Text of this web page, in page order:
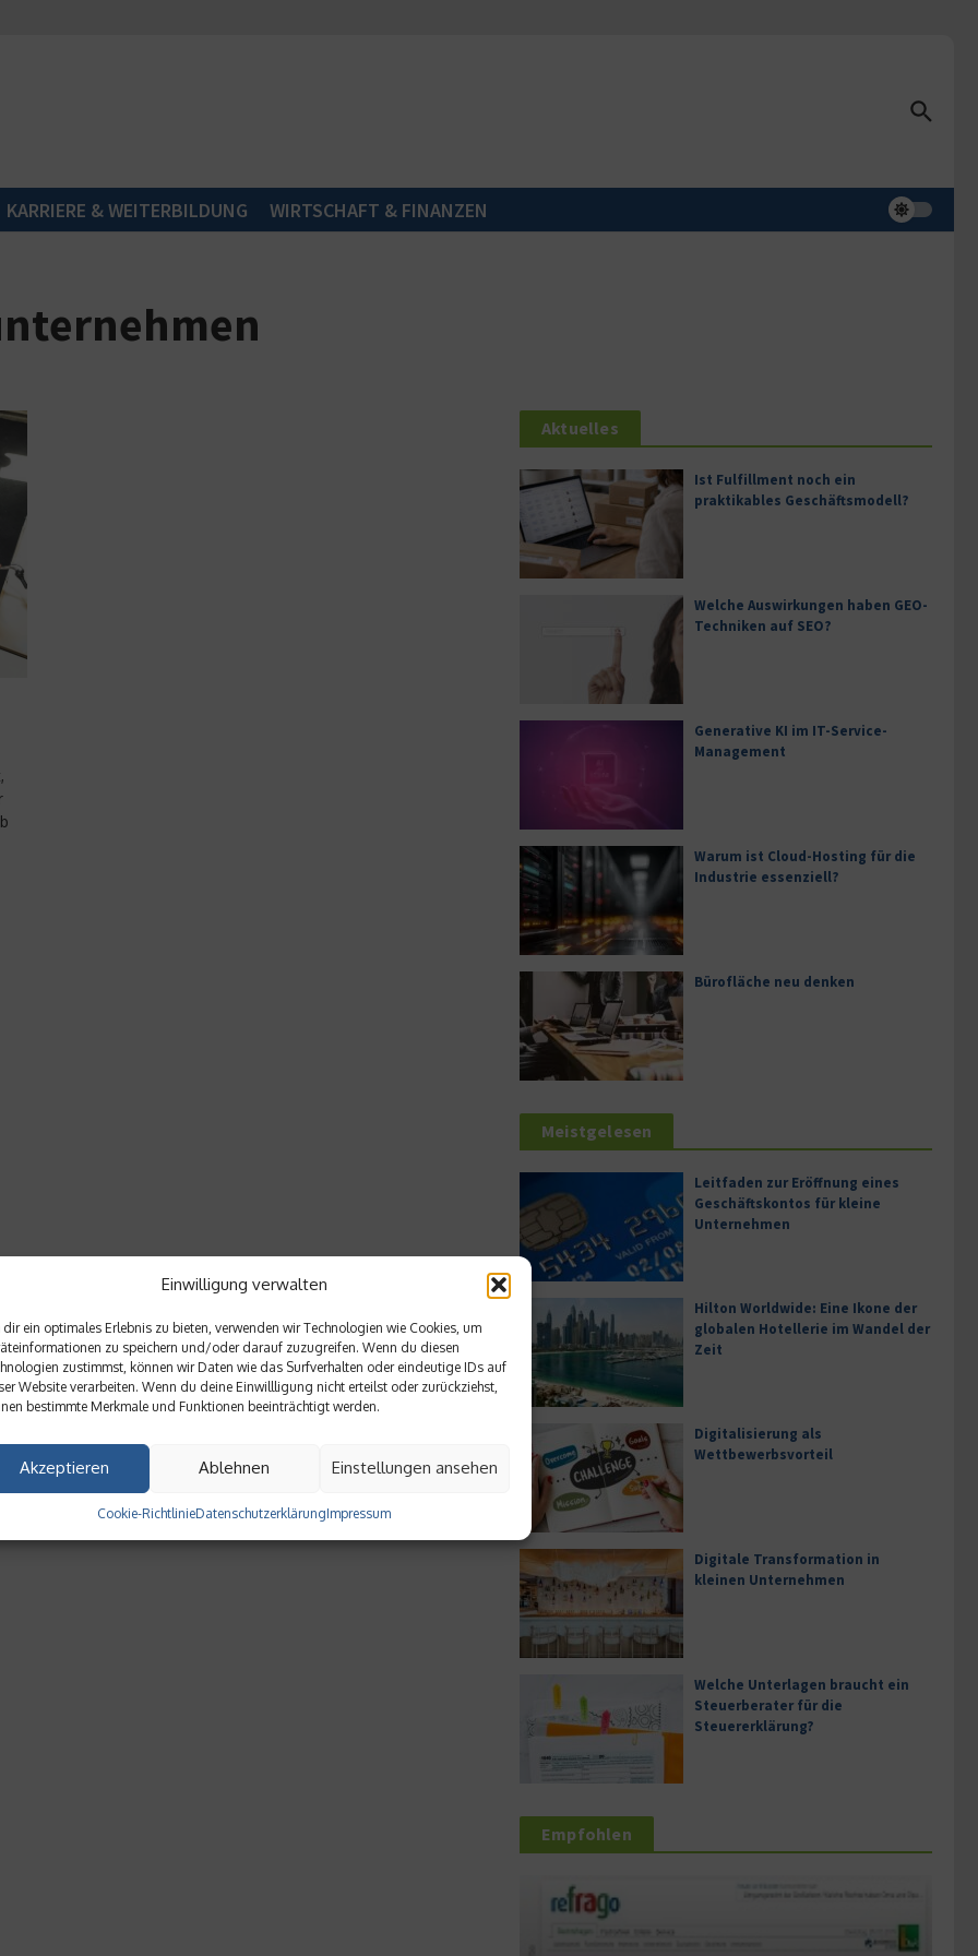
Einwilligung verwalten
dir ein optimales Erlebnis zu bieten, verwenden wir Technologien wie Cookies, um
zu speichern und/oder darauf zuzugreifen. Wenn du diesen
zustimmst, können wir Daten wie das Surfverhalten oder eindeutige IDs auf
Website verarbeiten. Wenn du deine Einwillligung nicht erteilst oder zurückziehst,
bestimmte Merkmale und Funktionen beeinträchtigt werden.
Akzeptieren Ablehnen Einstellungen ansehen
Cookie-RichtlinieDatenschutzerklärungImpressum
KARRIERE & WEITERBILDUNG WIRTSCHAFT & FINANZEN
Aktuelles
Ist Fulfillment noch ein
praktikables Geschäftsmodell?
Welche Auswirkungen haben GEO-
Techniken auf SEO?
Generative KI im IT-Service-
Management
Warum ist Cloud-Hosting für die
Industrie essenziell?
Bürofläche neu denken
Meistgelesen
Leitfaden zur Eröffnung eines
Geschäftskontos für kleine
Unternehmen
Hilton Worldwide: Eine Ikone der
globalen Hotellerie im Wandel der
Zeit
Digitalisierung als
Wettbewerbsvorteil
Digitale Transformation in
kleinen Unternehmen
Welche Unterlagen braucht ein
Steuerberater für die
Steuererklärung?
Empfohlen